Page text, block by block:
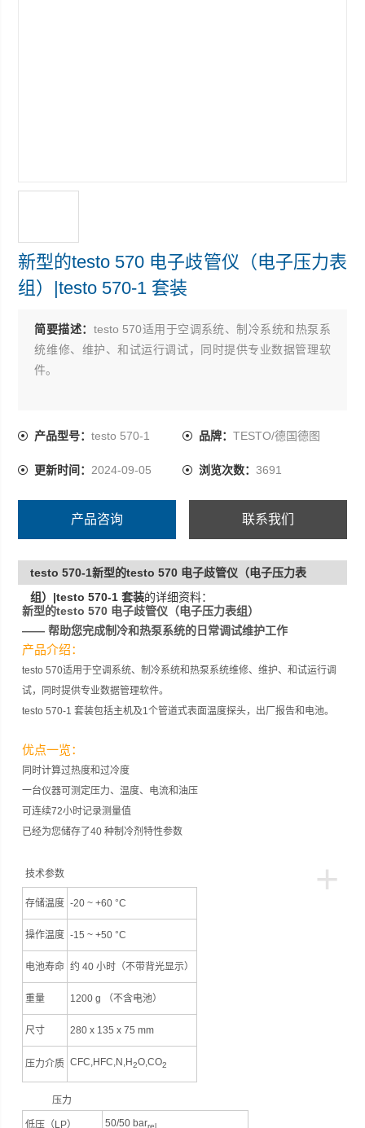
新型的testo 570 电子歧管仪（电子压力表
组）|testo 570-1 套装
简要描述： testo 570适用于空调系统、制冷系统和热泵系
统维修、维护、和试运行调试，同时提供专业数据管理软
件。
厂报告和电池。
产品型号：testo 570-1 品牌： TESTO/德国德图
更新时间： 2024-09-05 浏览次数： 3691
产品咨询 联系我们
testo 570-1新型的testo 570 电子歧管仪（电子压力表
组）|testo 570-1 套装的详细资料：
新型的testo 570 电子歧管仪（电子压力表组）
——帮助您完成制冷和热泵系统的日常调试维护工作
产品介绍：
testo 570适用于空调系统、制冷系统和热泵系统维修、维护、和试运行调
试，同时提供专业数据管理软件。
testo 570-1 套装包括主机及1个管道式表面温度探头，出厂报告和电池。
优点一览：
同时计算过热度和过冷度
一台仪器可测定压力、温度、电流和油压
可连续72小时记录测量值
已经为您储存了40 种制冷剂特性参数
+
技术参数
存储温度 -20 ~ +60 °C
操作温度 -15 ~ +50 °C
电池寿命 约 40 小时（不带背光显示）
重量 1200 g （不含电池）
尺寸 280 x 135 x 75 mm
压力介质 CFC,HFC,N,H2O,CO2
压力
低压（LP） 50/50 bar